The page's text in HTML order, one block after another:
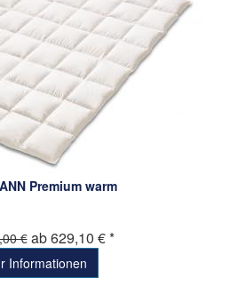
Premium warm
€ ab 629,10 € *
Informationen